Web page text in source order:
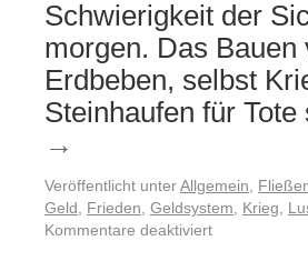
Schwierigkeit der
morgen. Das
Erdbeben, selbst
Steinhaufen für
→
Veröffentlicht unterAllgemein
Geld
Frieden Geldsystem Krieg
Kommentare deaktiviert